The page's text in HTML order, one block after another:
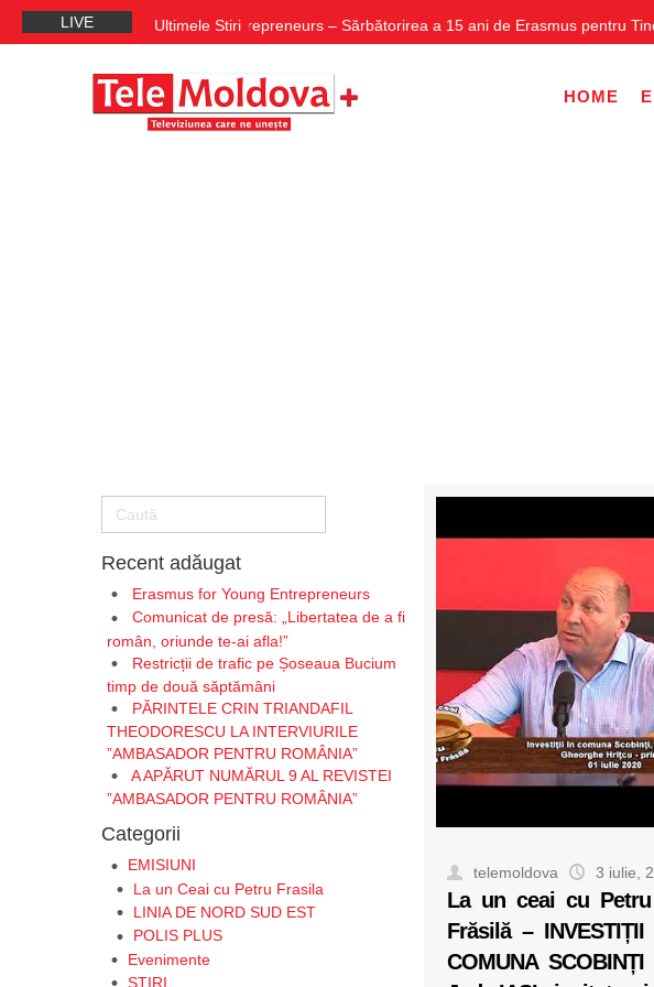
LIVE Ultimele Stiri
Erasmus for Young Entrepreneurs – Sărbătorirea a 15 ani de Erasmus pentru
HOME
Recent adăugat
Erasmus for Young Entrepreneurs
Comunicat de presă: „Libertatea de a fi
român, oriunde te-ai afla!”
Restricții de trafic pe Șoseaua Bucium
timp de două săptămâni
PĂRINTELE CRIN TRIANDAFIL
THEODORESCU LA INTERVIURILE
”AMBASADOR PENTRU ROMÂNIA”
A APĂRUT NUMĂRUL 9 AL REVISTEI
”AMBASADOR PENTRU ROMÂNIA”
Categorii
EMISIUNI
La un Ceai cu Petru Frasila
LINIA DE NORD SUD EST
POLIS PLUS
Evenimente
STIRI
telemoldova 3 iulie,
La un ceai cu Petru
Frăsilă – INVESTIȚII
COMUNA SCOBINȚI